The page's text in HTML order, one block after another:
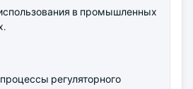
в промышленных
регуляторного